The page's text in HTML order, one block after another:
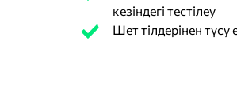
кезіндегі тестілеу
Шет тілдерінен